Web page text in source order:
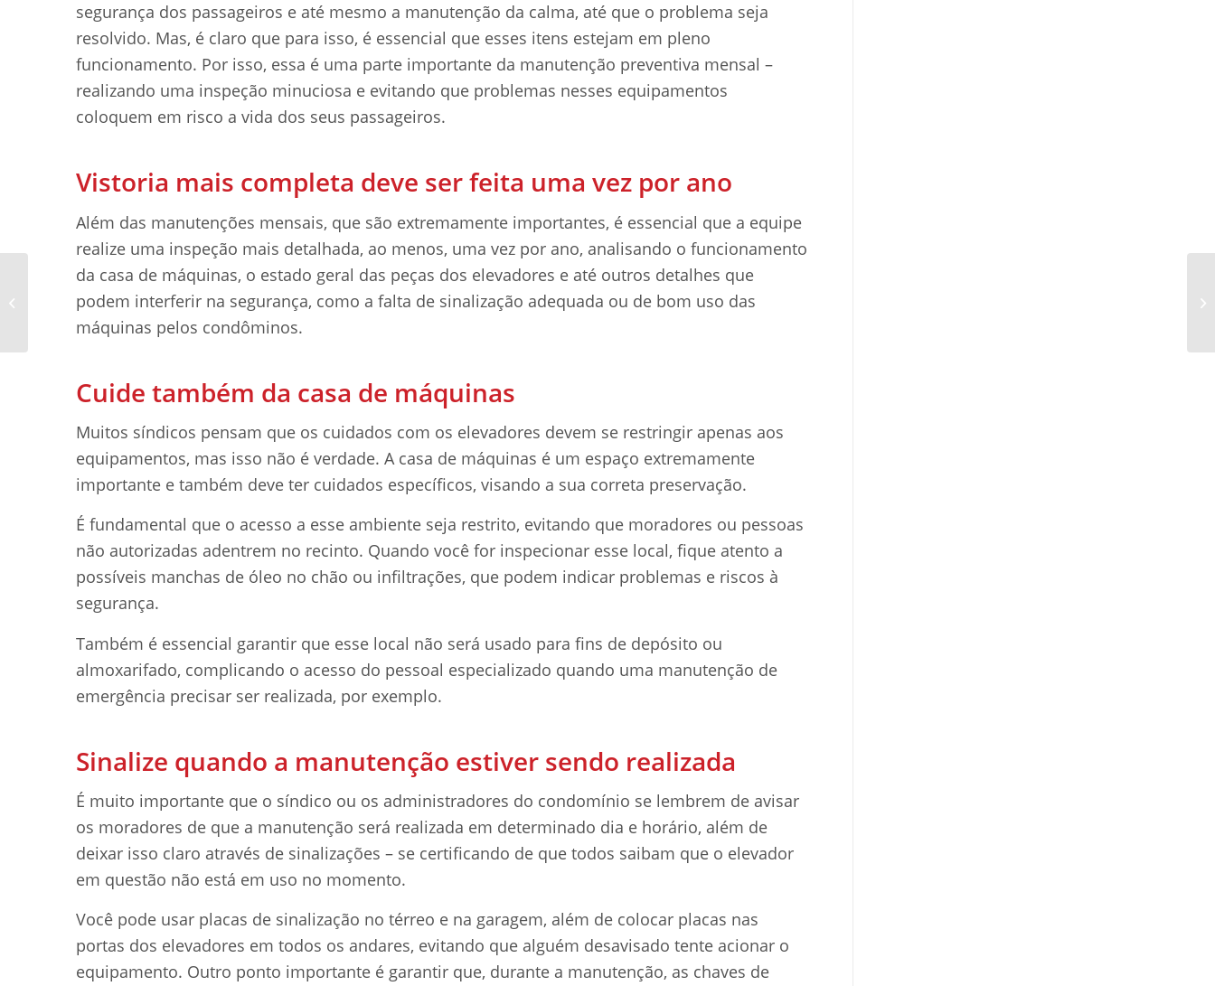
segurança dos passageiros e até mesmo a manutenção da calma, até que o problema seja
resolvido. Mas, é claro que para isso, é essencial que esses itens estejam em pleno
funcionamento. Por isso, essa é uma parte importante da manutenção preventiva mensal –
realizando uma inspeção minuciosa e evitando que problemas nesses equipamentos
coloquem em risco a vida dos seus passageiros.
Vistoria mais completa deve ser feita uma vez por ano
Além das manutenções mensais, que são extremamente importantes, é essencial que a equipe
realize uma inspeção mais detalhada, ao menos, uma vez por ano, analisando o funcionamento
da casa de máquinas, o estado geral das peças dos elevadores e até outros detalhes que
podem interferir na segurança, como a falta de sinalização adequada ou de bom uso das
máquinas pelos condôminos.
Cuide também da casa de máquinas
Muitos síndicos pensam que os cuidados com os elevadores devem se restringir apenas aos
equipamentos, mas isso não é verdade. A casa de máquinas é um espaço extremamente
importante e também deve ter cuidados específicos, visando a sua correta preservação.
É fundamental que o acesso a esse ambiente seja restrito, evitando que moradores ou pessoas
não autorizadas adentrem no recinto. Quando você for inspecionar esse local, fique atento a
possíveis manchas de óleo no chão ou infiltrações, que podem indicar problemas e riscos à
segurança.
Também é essencial garantir que esse local não será usado para fins de depósito ou
almoxarifado, complicando o acesso do pessoal especializado quando uma manutenção de
emergência precisar ser realizada, por exemplo.
Sinalize quando a manutenção estiver sendo realizada
É muito importante que o síndico ou os administradores do condomínio se lembrem de avisar
os moradores de que a manutenção será realizada em determinado dia e horário, além de
deixar isso claro através de sinalizações – se certificando de que todos saibam que o elevador
em questão não está em uso no momento.
Você pode usar placas de sinalização no térreo e na garagem, além de colocar placas nas
portas dos elevadores em todos os andares, evitando que alguém desavisado tente acionar o
equipamento. Outro ponto importante é garantir que, durante a manutenção, as chaves de
5 passos para projetar
um elevador para
residência eficiente e